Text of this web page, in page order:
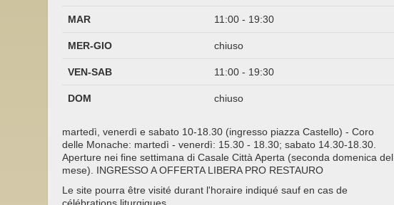
MAR 11:00 - 19:30
MER-GIO chiuso
VEN-SAB 11:00 - 19:30
DOM chiuso
martedì, venerdì e sabato 10-18.30 (ingresso piazza Castello) - Coro
delle Monache: martedì - venerdì: 15.30 - 18.30; sabato 14.30-18.30.
Aperture nei fine settimana di Casale Città Aperta (seconda domenica del
mese). INGRESSO A OFFERTA LIBERA PRO RESTAURO
Le site pourra être visité durant l'horaire indiqué sauf en cas de